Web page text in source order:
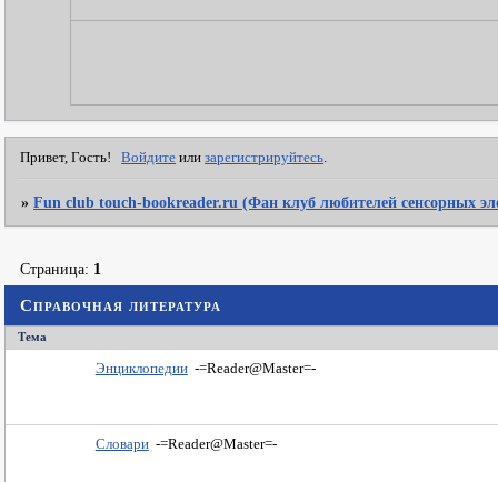
Привет, Гость! Войдите илизарегистрируйтесь
»Fun club touch-bookreader.ru (Фан клуб любителей сенсорных
Справочная литература
Страница: 1
Тема
Энциклопедии -=Reader@Master=-
Словари -=Reader@Master=-